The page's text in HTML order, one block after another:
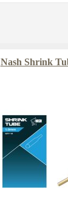
Nash Shrink